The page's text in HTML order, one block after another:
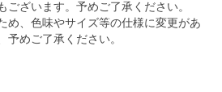
ございます。予めご了承ください。
め、色味やサイズ等の仕様に変更があ
予めご了承ください。